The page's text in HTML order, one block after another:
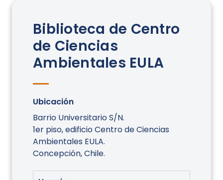
Biblioteca de Centro
de Ciencias
Ambientales EULA
Ubicación
Barrio Universitario S/N.
1er piso, edificio Centro de Ciencias
Ambientales EULA.
Concepción, Chile.